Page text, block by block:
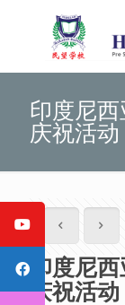
印度尼西
庆祝活动
印度尼
庆祝活动